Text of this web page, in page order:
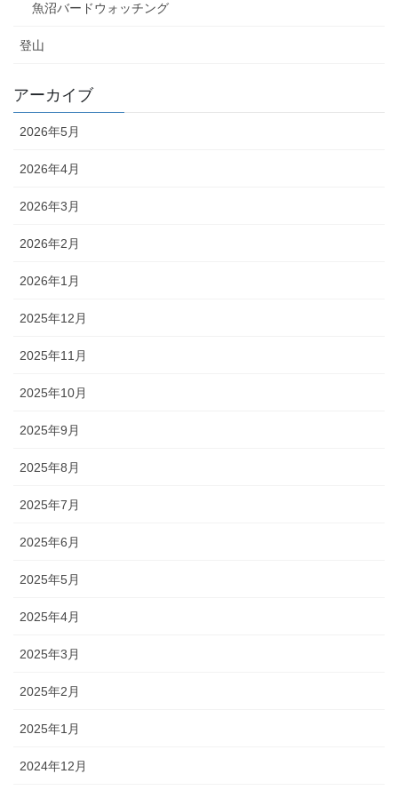
魚沼バードウォッチング
登山
アーカイブ
2026年5月
2026年4月
2026年3月
2026年2月
2026年1月
2025年12月
2025年11月
2025年10月
2025年9月
2025年8月
2025年7月
2025年6月
2025年5月
2025年4月
2025年3月
2025年2月
2025年1月
2024年12月